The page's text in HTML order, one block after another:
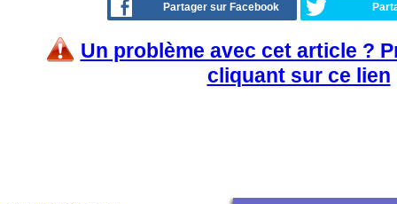
Partager sur Facebook
Un problème avec cet article ?
cliquant sur ce lien